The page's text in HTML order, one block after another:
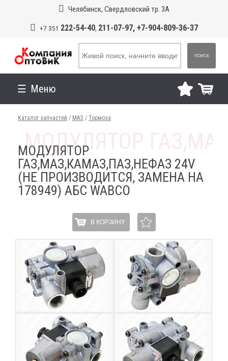
Челябинск, Свердловский тр. 3А
+7 351 222-54-40, 211-07-97, +7-904-809-36-37
ПОИСК
Меню
Каталог запчастей / МАЗ / Тормоза
МОДУЛЯТОР
ГАЗ,МАЗ,КАМАЗ,ПАЗ,НЕФАЗ 24V
(НЕ ПРОИЗВОДИТСЯ, ЗАМЕНА НА
178949) АБС WABCO
В КОРЗИНУ